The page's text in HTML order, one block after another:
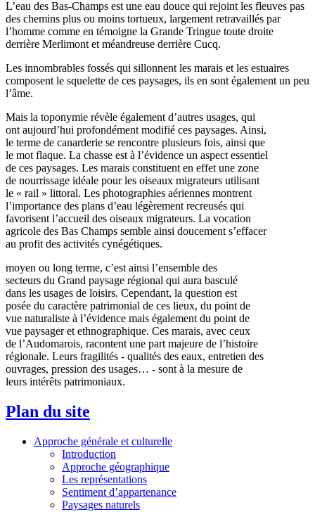
L’eau des Bas-Champs est une eau douce qui rejoint les fleuves pas
des chemins plus ou moins tortueux, largement retravaillés par
l’homme comme en témoigne la Grande Tringue toute droite
derrière Merlimont et méandreuse derrière Cucq.
Les innombrables fossés qui sillonnent les marais et les estuaires
composent le squelette de ces paysages, ils en sont également un peu
l’âme.
Mais la toponymie révèle également d’autres usages, qui
ont aujourd’hui profondément modifié ces paysages. Ainsi,
le terme de canarderie se rencontre plusieurs fois, ainsi que
le mot flaque. La chasse est à l’évidence un aspect essentiel
de ces paysages. Les marais constituent en effet une zone
de nourrissage idéale pour les oiseaux migrateurs utilisant
le « rail » littoral. Les photographies aériennes montrent
l’importance des plans d’eau légèrement recreusés qui
favorisent l’accueil des oiseaux migrateurs. La vocation
agricole des Bas Champs semble ainsi doucement s’effacer
au profit des activités cynégétiques.
moyen ou long terme, c’est ainsi l’ensemble des
secteurs du Grand paysage régional qui aura basculé
dans les usages de loisirs. Cependant, la question est
posée du caractère patrimonial de ces lieux, du point de
vue naturaliste à l’évidence mais également du point de
vue paysager et ethnographique. Ces marais, avec ceux
de l’Audomarois, racontent une part majeure de l’histoire
régionale. Leurs fragilités - qualités des eaux, entretien des
ouvrages, pression des usages… - sont à la mesure de
leurs intérêts patrimoniaux.
Plan du site
Approche générale et culturelle
Introduction
Approche géographique
Les représentations
Sentiment d’appartenance
Paysages naturels